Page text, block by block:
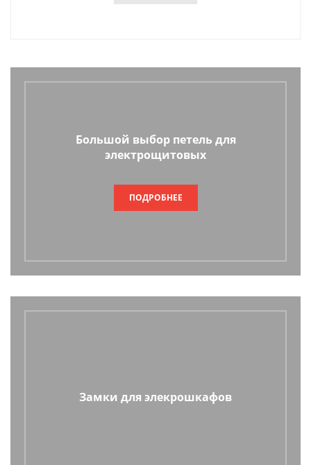
Большой выбор петель для
электрощитовых
ПОДРОБНЕЕ
Замки для элекрошкафов